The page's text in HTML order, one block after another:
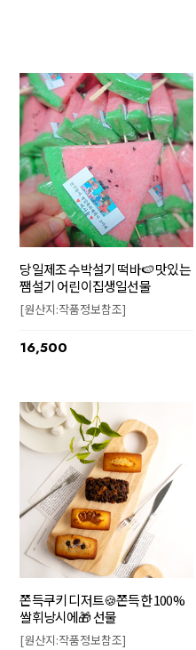
당일제조 수박설기 떡바🍉 맛있는
쨈설기 어린이집생일선물
[원산지:작품정보참조]
16,500
쫀득쿠키 디저트🍪쫀득한 100%
쌀휘낭시에🎁 선물
[원산지:작품정보참조]